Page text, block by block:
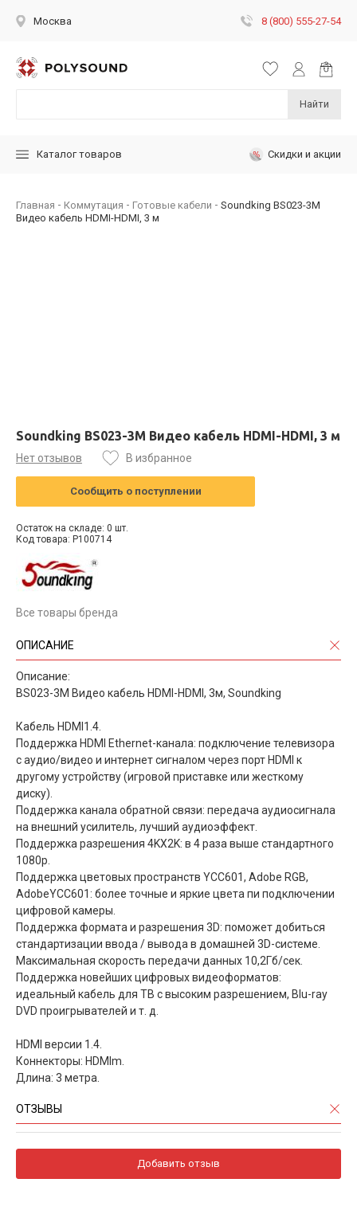
Москва 8 (800) 555-27-54
Найти
Каталог товаров Скидки и акции
Главная Коммутация Готовые кабели
Soundking BS023-3M
Видео кабель HDMI-HDMI, 3 м
Soundking BS023-3M Видео кабель HDMI-HDMI, 3 м
Нет отзывов В избранное
Сообщить о поступлении
Остаток на складе: 0 шт.
Код товара: P100714
Все товары бренда
ОПИСАНИЕ
Описание:
BS023-3M Видео кабель HDMI-HDMI, 3м, Soundking
Кабель HDMI1.4.
Поддержка HDMI Ethernet-канала: подключение телевизора
с аудио/видео и интернет сигналом через порт HDMI к
другому устройству (игровой приставке или жесткому
диску).
Поддержка канала обратной связи: передача аудиосигнала
на внешний усилитель, лучший аудиоэффект.
Поддержка разрешения 4KX2K: в 4 раза выше стандартного
1080р.
Поддержка цветовых пространств YCC601, Adobe RGB,
AdobeYCC601: более точные и яркие цвета пи подключении
цифровой камеры.
Поддержка формата и разрешения 3D: поможет добиться
стандартизации ввода / вывода в домашней 3D-системе.
Максимальная скорость передачи данных 10,2Гб/сек.
Поддержка новейших цифровых видеоформатов:
идеальный кабель для ТВ с высоким разрешением, Blu-ray
DVD проигрывателей и т. д.
HDMI версии 1.4.
Коннекторы: HDMIm.
Длина: 3 метра.
ОТЗЫВЫ
Добавить отзыв